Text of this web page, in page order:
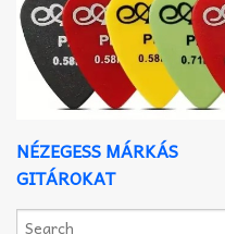
NÉZEGESS MÁRKÁS
GITÁROKAT